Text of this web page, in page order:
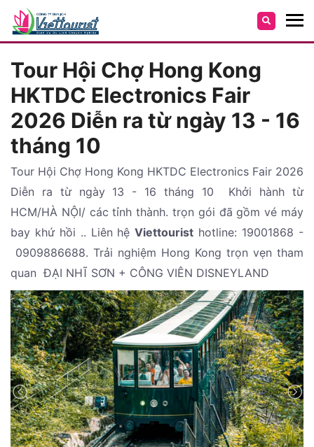
Tour Hội Chợ Hong Kong
HKTDC Electronics Fair
2026 Diễn ra từ ngày 13 - 16
tháng 10
Tour Hội Chợ Hong Kong HKTDC Electronics Fair 2026
Diễn ra từ ngày 13 - 16 tháng 10 Khởi hành từ
HCM/HÀ NỘI/ các tỉnh thành. trọn gói đã gồm vé máy
bay khứ hồi .. Liên hệViettourist hotline: 19001868 -
0909886688. Trải nghiệm Hong Kong trọn vẹn tham
quan ĐẠI NHĨ SƠN + CÔNG VIÊN DISNEYLAND